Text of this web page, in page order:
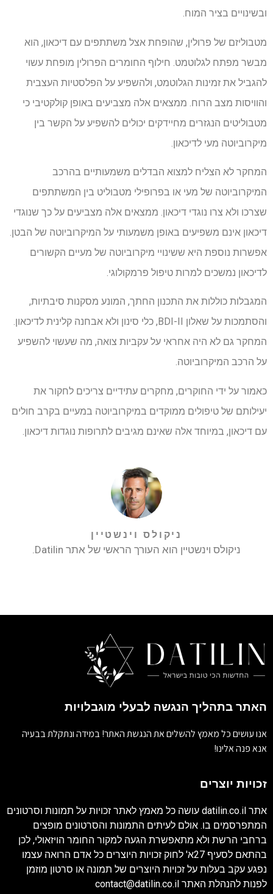
ובשינויים בציר המוח.
מטבוליזם של פרולין, שהופחת אצל משתתפים עם דיכאון, הוא
מבשר מפתח לגלוטמט. חילוף החומרים הפרולין מופחת עשוי
להגביל את זמינות הגלוטמט, ולהשפיע על הפלסטיות העצבית
והוויסות מצב הרוח. ממצאים אלה מצביעים באופן קולקטיבי כי
מטבוליטים הנגזרים מחיידקים יכולים להשפיע על הקשר בין
מיקרוביוטה מעי לדיכאון.
המחקר לא הצליח למצוא הבדלים משמעותיים בהרכב
המיקרוביוטה של ​​מעי או בפרופילי מטבוליט בין המשתתפים
שצרכו ולא צרו נוגדי דיכאון. ממצאים אלה מצביעים על כך שנוגדי
דיכאון אינם משפיעים באופן משמעותי על המיקרוביוטה של ​​הבטן.
אפשרות נוספת היא ששינויי מיקרוביוטה של ​​מעיים הקשורים
לדיכאון נמשכים למרות טיפול פרמקולוגי.
המגבלות כוללות את התכנון החתך, המונע מסקנות סיבתיות,
והסתמכות על שאלון BDI-II, כלי סינון ולא אבחנה קלינית לדיכאון.
המחקר גם לא היה אחראי על עקביות צואה, מה שעשוי להשפיע
על הרכב המיקרוביוטה.
כאמור על ידי החוקרים, מחקרים עתידיים צריכים לחקור את
יעילותם של טיפולים ממוקדים במיקרוביוטה במעיים בקרב חולים
עם דיכאון, במיוחד אלה שאינם מגיבים לתרופות נוגדות דיכאון.
ניקולס וינשטיין
ניקולס וינשטיין הוא העורך הראשי של אתר Datilin.
האתר בתהליך הנגשה לבעלי מוגבלויות
אנו עושים כל מאמץ להשלים את הנגשת האתר! במידה ונתקלת בבעיה
אנא פנה אלינו!
זכויות יוצרים
אתר datilin.co.il עושה כל מאמץ לאתר זכויות על תמונות וסרטונים
המתפרסמים בו. אולם לעיתים התמונות והסרטונים מופצים
ברחבי הרשת ולא מתאפשרת הגעה למקור החומר הויזאולי, לכן
בהתאם לסעיף 27א' לחוק זכויות היוצרים כל אדם הרואה עצמו
נפגע עקב בעלות על זכויות היוצרים של תמונה או סרטון מוזמן
לפנות להנהלת האתר contact@datilin.co.il